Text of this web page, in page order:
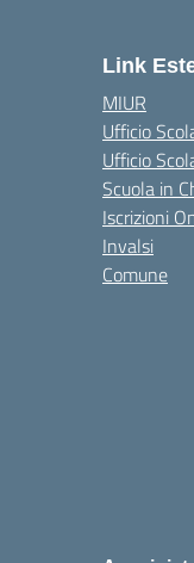
Link
MIUR
Ufficio
Ufficio
Scuola in
Iscrizioni
Invalsi
Comune